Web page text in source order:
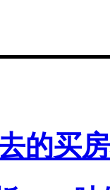
的买